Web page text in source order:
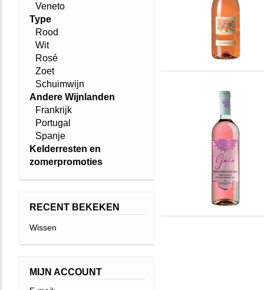
Veneto
Type
Rood
Wit
Rosé
Zoet
Schuimwijn
Andere Wijnlanden
Frankrijk
Portugal
Spanje
Kelderresten en
zomerpromoties
RECENT BEKEKEN
Wissen
MIJN ACCOUNT